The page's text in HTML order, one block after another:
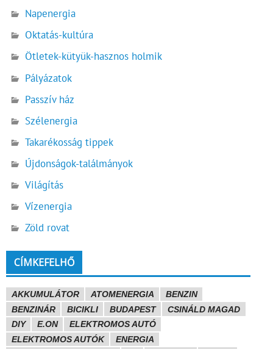
Napenergia
Oktatás-kultúra
Ötletek-kütyük-hasznos holmik
Pályázatok
Passzív ház
Szélenergia
Takarékosság tippek
Újdonságok-találmányok
Világítás
Vízenergia
Zöld rovat
CÍMKEFELHŐ
AKKUMULÁTOR ATOMENERGIA
BENZIN
BENZINÁR
BICIKLI BUDAPEST
CSINÁLD MAGAD
DIY
E.ON
ELEKTROMOS AUTÓ
ELEKTROMOS AUTÓK
ENERGIA